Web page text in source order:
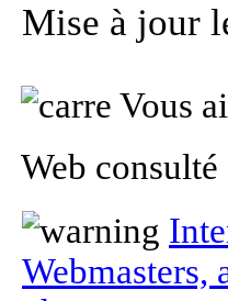
Mise à jour
Vous
Web